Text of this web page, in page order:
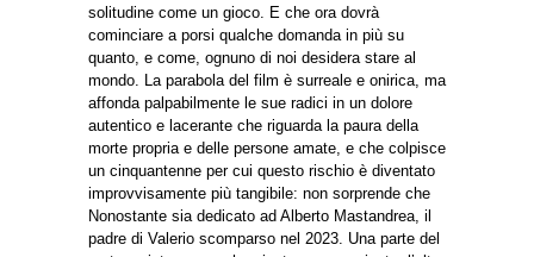
solitudine come un gioco. E che ora dovrà
cominciare a porsi qualche domanda in più su
quanto, e come, ognuno di noi desidera stare al
mondo. La parabola del film è surreale e onirica, ma
affonda palpabilmente le sue radici in un dolore
autentico e lacerante che riguarda la paura della
morte propria e delle persone amate, e che colpisce
un cinquantenne per cui questo rischio è diventato
improvvisamente più tangibile: non sorprende che
Nonostante sia dedicato ad Alberto Mastandrea, il
padre di Valerio scomparso nel 2023. Una parte del